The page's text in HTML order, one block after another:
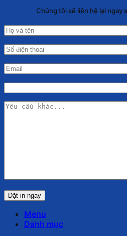
Chúng tôi sẽ liên hệ lại ngay
Menu
Danh mục